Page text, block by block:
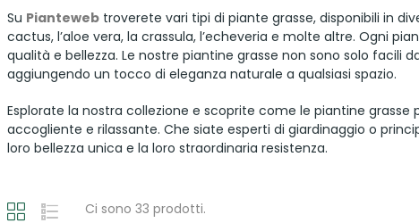
Su Piantewebtroverete vari tipi di piante grasse, disponibili in
cactus, l’aloe vera, la crassula, l’echeveria e molte altre. Ogni
qualità e bellezza. Le nostre piantine grasse non sono solo
aggiungendo un tocco di eleganza naturale a qualsiasi spazio.
Esplorate la nostra collezione e scoprite come le piantine
accogliente e rilassante. Che siate esperti di giardinaggio o
loro bellezza unica e la loro straordinaria resistenza.
Ci sono 33 prodotti.